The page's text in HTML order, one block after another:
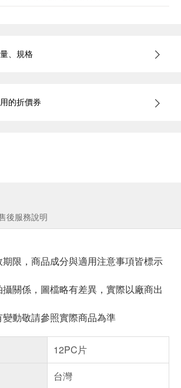
、規格
的折價券
後服務說明
限，商品成分與適用注意事項皆標示
關係，圖檔略有差異，實際以廠商出
動敬請參照實際商品為準
12PC片
台灣